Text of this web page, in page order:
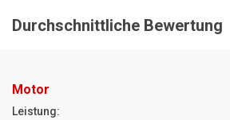
Durchschnittliche Bewertung
Motor
Leistung: